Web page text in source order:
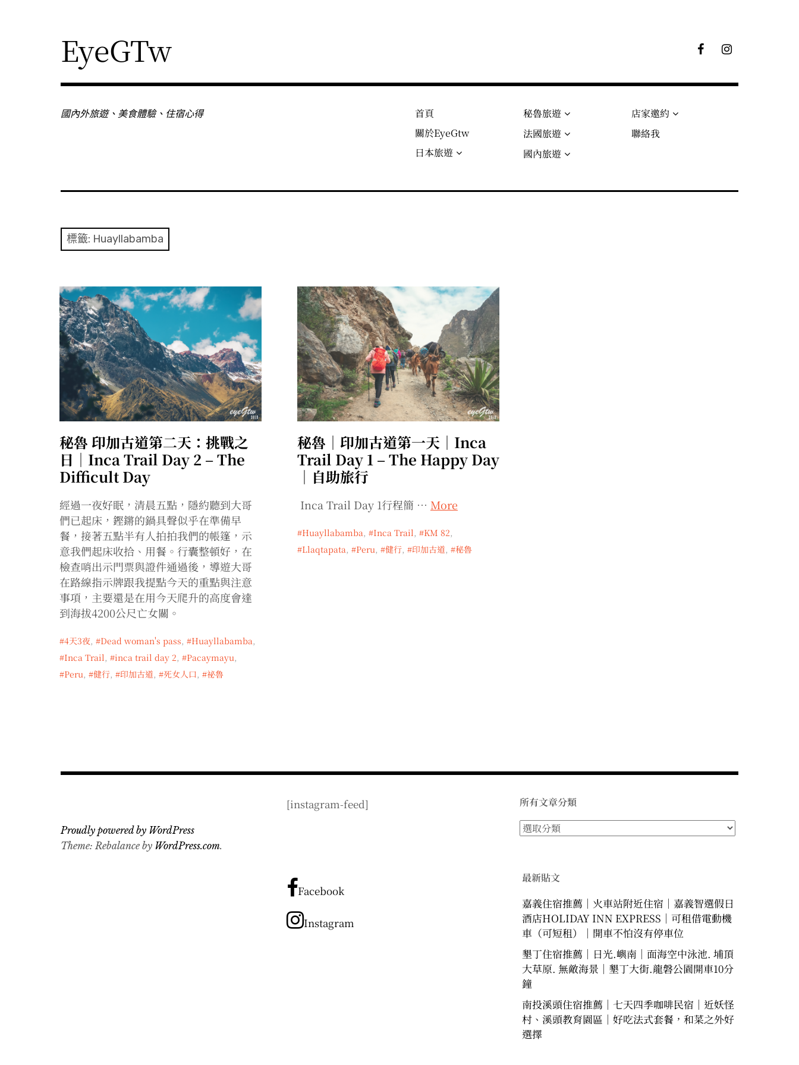
EyeGTw
絲
國內外旅遊、美食體驗、住宿心得
首頁
關於EyeGtw
日本旅遊
秘魯旅遊
法國旅遊
國內旅遊
店家邀約
聯絡我
標籤: Huayllabamba
秘魯 印加古道第二天：挑戰之
日｜Inca Trail Day 2 – The
Difficult Day
經過一夜好眠，清晨五點，隱約聽到大哥
們已起床，鏗鏘的鍋具聲似乎在準備早
餐，接著五點半有人拍拍我們的帳篷，示
意我們起床收拾、用餐。行囊整頓好，在
檢查哨出示門票與證件通過後，導遊大哥
在路線指示牌跟我提點今天的重點與注意
事項，主要還是在用今天爬升的高度會達
到海拔4200公尺亡女關。
4天3夜, Dead woman's pass, Huayllabamba,
Inca Trail , inca trail day 2, Pacaymayu,
Peru, 健行, 印加古道, 死女人口, 祕魯
秘魯｜印加古道第一天｜Inca
Trail Day 1 – The Happy Day
｜自助旅行
Inca Trail Day 1行程簡 … More
Huayllabamba, Inca Trail , KM 82,
Llaqtapata, Peru, 健行, 印加古道, 秘魯
[instagram-feed] 所有文章分類
所
章
分
類
Facebook
Instagram
最新貼文
嘉義住宿推薦｜火車站附近住宿｜嘉義智選假日
酒店HOLIDAY INN EXPRESS｜可租借電動機
車（可短租）｜開車不怕沒有停車位
墾丁住宿推薦｜日光.嶼南｜面海空中泳池. 埔頂
大草原. 無敵海景｜墾丁大街.龍磐公園開車10分
鐘
南投溪頭住宿推薦｜七天四季咖啡民宿｜近妖怪
村、溪頭教育園區｜好吃法式套餐，和菜之外好
選擇
Proudly powered by WordPress
Theme: Rebalance by WordPress.com.